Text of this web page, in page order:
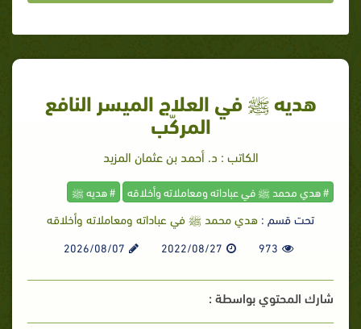
هديه ﷺ في العلاج الميسر النافع
المركّب
الكاتب : د. أحمد بن عثمان المزيد
# هدي محمد ﷺ في عباداته ومعاملاته وأخلاقه # هديه ﷺ
تحت قسم : هدي محمد ﷺ في عباداته ومعاملاته وأخلاقه
973
2022/08/27
2026/08/07
شارك المحتوي بواسطة :